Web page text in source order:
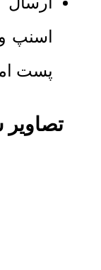
اسنپ
پست
تصاویر